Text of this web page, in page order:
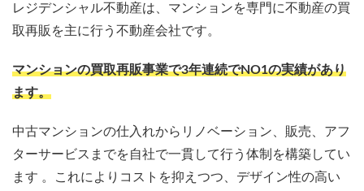
レジデンシャル不動産は、マンションを専門に不動産の買
取再販を主に行う不動産会社です。
マンションの買取再販事業で3年連続でNO1の実績があり
ます。
中古マンションの仕入れからリノベーション、販売、アフ
ターサービスまでを自社で一貫して行う体制を構築してい
ます 。これによりコストを抑えつつ、デザイン性の高い